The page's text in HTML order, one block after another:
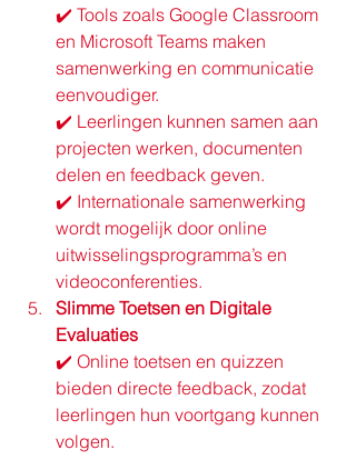
✔️ Tools zoals Google Classroom
en Microsoft Teams maken
samenwerking en communicatie
eenvoudiger.
✔️ Leerlingen kunnen samen aan
projecten werken, documenten
delen en feedback geven.
✔️ Internationale samenwerking
wordt mogelijk door online
uitwisselingsprogramma’s en
videoconferenties.
Slimme Toetsen en Digitale
Evaluaties
✔️ Online toetsen en quizzen
bieden directe feedback, zodat
leerlingen hun voortgang kunnen
volgen.